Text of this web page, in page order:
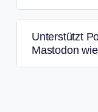
Unterstützt
Mastodon